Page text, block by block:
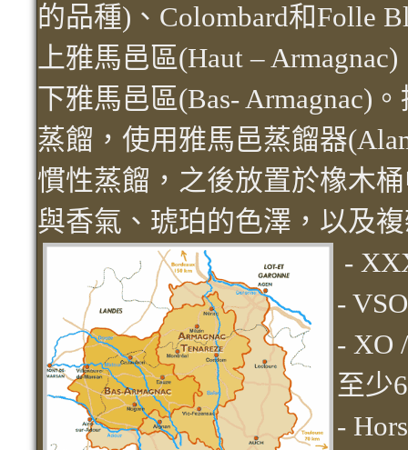
的品種)、Colombard和Folle
上雅馬邑區(Haut –
下雅馬邑區(Bas- Armagnac)
蒸餾，使用雅馬邑蒸餾器
慣性蒸餾，之後放置於橡木
與香氣、琥珀的色澤，以及
-
-
- XO
至少
-